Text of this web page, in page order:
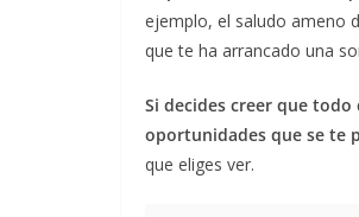
ejemplo, el saludo ameno
que te ha arrancado una
Si decides creer que
oportunidades que se te
que eliges ver.